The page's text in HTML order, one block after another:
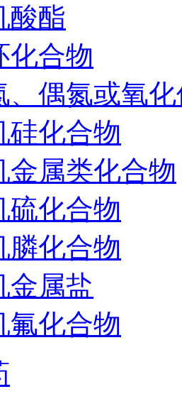
酸酯
化合物
、偶氮或氧
硅化合物
金属类化合物
硫化合物
膦化合物
金属盐
氟化合物